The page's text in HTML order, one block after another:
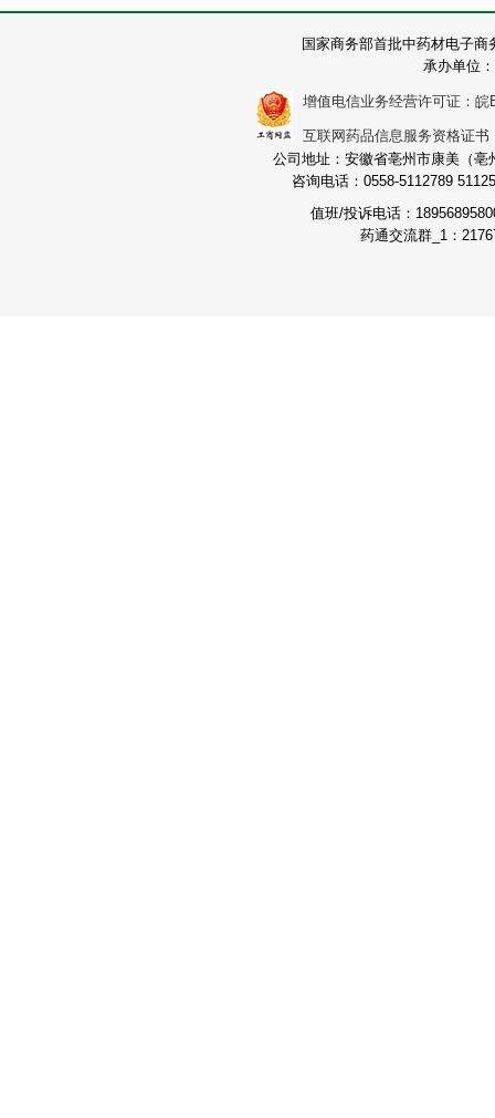
国家商务部首批中药材电子
承办单位
增值电信业务经营许可证：皖
互联网药品信息服务资格证
公司地址：安徽省亳州市康美（
咨询电话：0558-5112789
值班/投诉电话：
药通交流群_1：